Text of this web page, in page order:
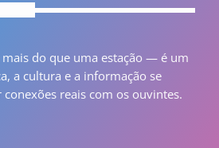
mais do que uma estação — é um
a cultura e a informação se
reais com os ouvintes.